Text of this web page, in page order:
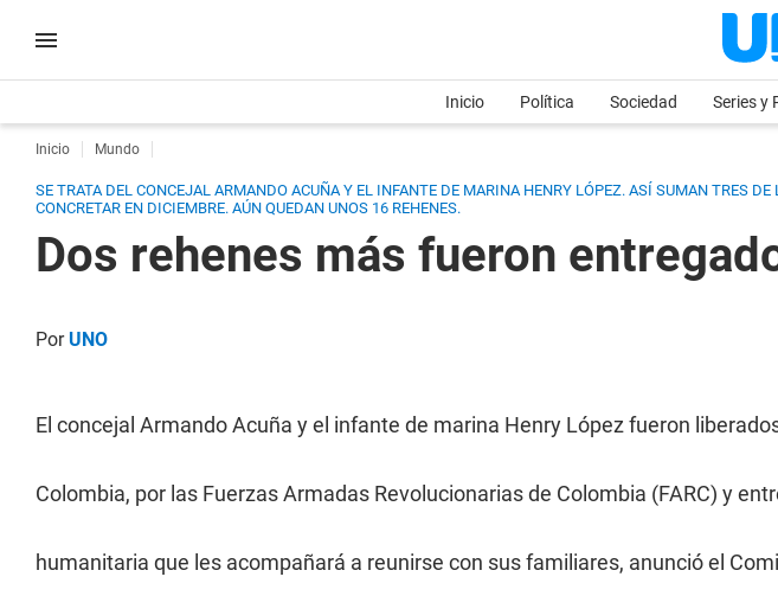
Inicio Política Sociedad Series y
Inicio Mundo
SE TRATA DEL CONCEJAL ARMANDO ACUÑA Y EL INFANTE DE MARINA HENRY LÓPEZ. ASÍ SUMAN TRES
CONCRETAR EN DICIEMBRE. AÚN QUEDAN UNOS 16 REHENES.
Dos rehenes más fueron
PorUNO
El concejal Armando Acuña y el infante de marina Henry López fueron
Colombia, por las Fuerzas Armadas Revolucionarias de Colombia (FARC) y
humanitaria que les acompañará a reunirse con sus familiares, anunció el